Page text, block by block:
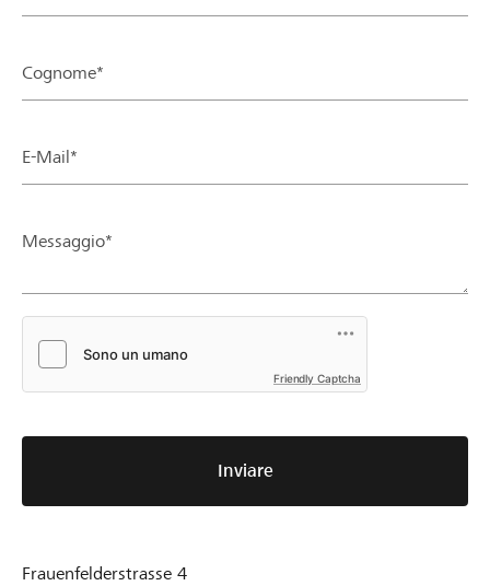
Cognome*
E-Mail*
Messaggio*
Friendly Captcha
Inviare
Frauenfelderstrasse 4